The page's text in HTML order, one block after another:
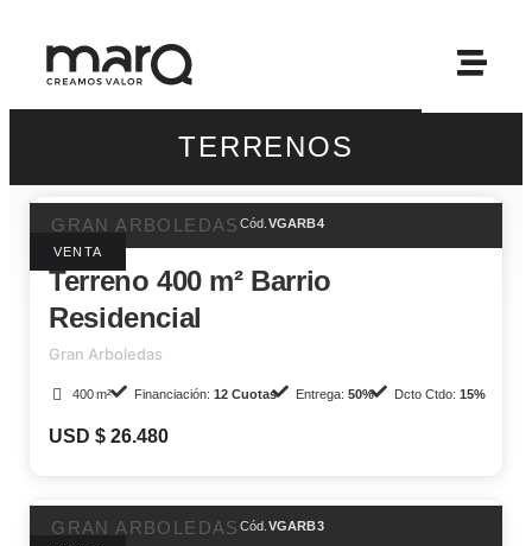
TERRENOS
GRAN ARBOLEDAS Cód. VGARB4
VENTA
Terreno 400 m² Barrio
Residencial
Gran Arboledas
400 m² Financiación: 12 Cuotas Entrega: 50% Dcto Ctdo:15%
USD $ 26.480
GRAN ARBOLEDAS Cód. VGARB3